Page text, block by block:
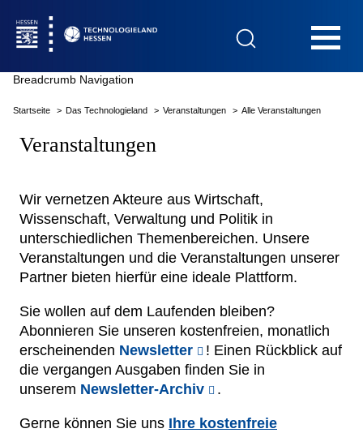
Das Technologieland
Innovationsfelder
Beratung & Förderung
Netzwerke
Breadcrumb Navigation
Startseite Das Technologieland Veranstaltungen Alle Veranstaltungen
Veranstaltungen
Wir vernetzen Akteure aus Wirtschaft,
Wissenschaft, Verwaltung und Politik in
unterschiedlichen Themenbereichen. Unsere
Veranstaltungen und die Veranstaltungen unserer
Partner bieten hierfür eine ideale Plattform.
Sie wollen auf dem Laufenden bleiben?
Abonnieren Sie unseren kostenfreien, monatlich
erscheinenden Newsletter
! Einen Rückblick auf
die vergangen Ausgaben finden Sie in
unserem Newsletter-Archiv .
Gerne können Sie uns Ihre kostenfreie